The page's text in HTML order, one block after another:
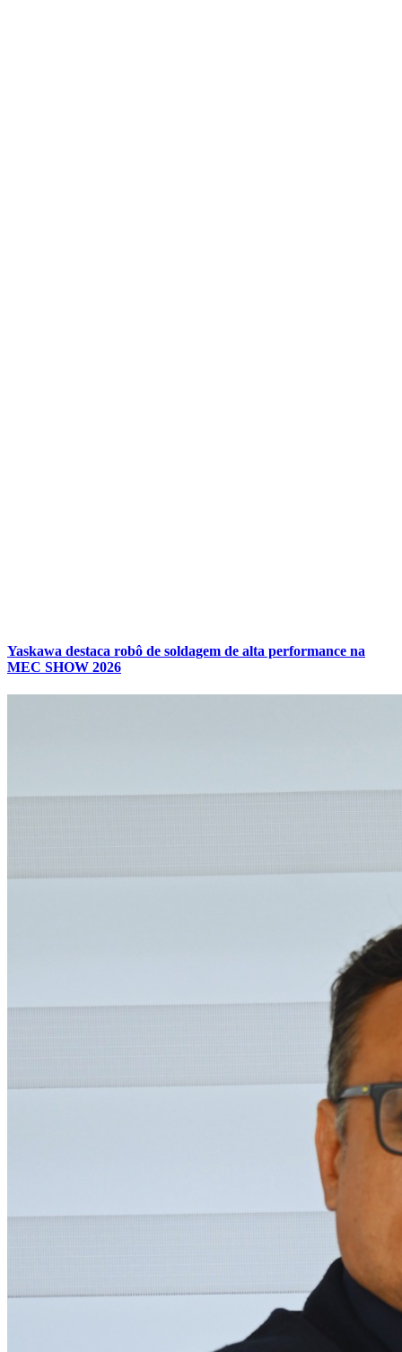
Yaskawa destaca robô de soldagem de alta performance na
MEC SHOW 2026